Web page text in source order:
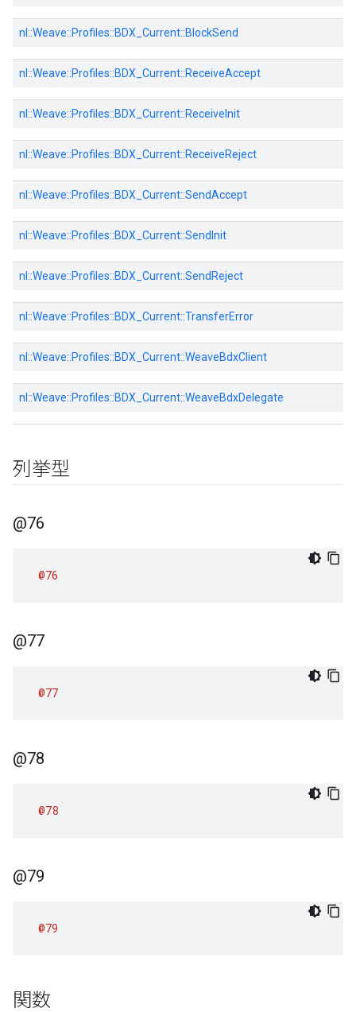
nl::Weave::Profiles::BDX_Current::BlockSend
nl::Weave::Profiles::BDX_Current::ReceiveAccept
nl::Weave::Profiles::BDX_Current::ReceiveInit
nl::Weave::Profiles::BDX_Current::ReceiveReject
nl::Weave::Profiles::BDX_Current::SendAccept
nl::Weave::Profiles::BDX_Current::SendInit
nl::Weave::Profiles::BDX_Current::SendReject
nl::Weave::Profiles::BDX_Current::TransferError
nl::Weave::Profiles::BDX_Current::WeaveBdxClient
nl::Weave::Profiles::BDX_Current::WeaveBdxDelegate
列挙型
@76
@76
@77
@77
@78
@78
@79
@79
関数